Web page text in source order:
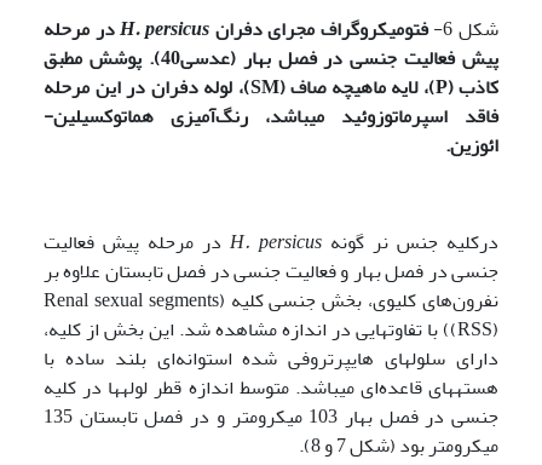
شکل 6-
فتومیکروگراف مجرای دفرانH. persicusدر مرحله
پیش فعالیت جنسی در فصل بهار (عدسی40). پوشش مطبق
کاذب (P)، لایه ماهیچه صاف (SM)، لوله دفران در این مرحله
فاقد اسپرماتوزوئید می­باشد، رنگ‌آمیزی هماتوکسیلین-
ائوزین.
درکلیه جنس نر گونهH. persicusدر مرحله پیش فعالیت
جنسی در فصل بهار و فعالیت جنسی در فصل تابستان علاوه بر
نفرون‌های کلیوی، بخش جنسی کلیه (Renal sexual segments
(RSS)) با تفاوت­هایی در اندازه مشاهده شد. این بخش از کلیه،
دارای سلول­های هایپرتروفی شده استوانه‌ای بلند ساده با
هسته­های قاعده‌ای می­باشد. متوسط اندازه قطر لوله­ها در کلیه
جنسی در فصل بهار 103 میکرومتر و در فصل تابستان 135
میکرومتر بود (شکل 7 و 8).